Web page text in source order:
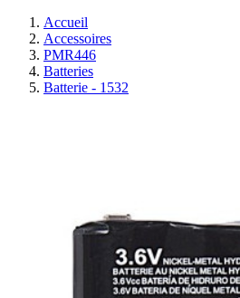
Accueil
Accessoires
PMR446
Batteries
Batterie - 1532